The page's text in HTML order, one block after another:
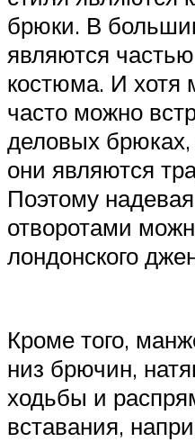
брюки. В
являются
костюма. И хотя
часто можно
деловых
они являются
Поэтому
отворотами
лондонского
Кроме того,
низ брючин,
ходьбы и
вставания,